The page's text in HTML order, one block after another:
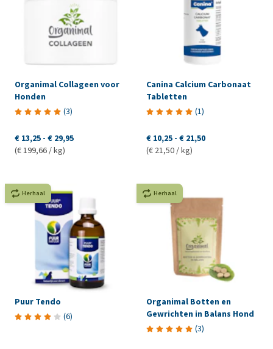
Organimal Collageen voor
Honden
(3)
€ 13,25 - € 29,95
(€ 199,66 / kg)
Canina Calcium Carbonaat
Tabletten
(1)
€ 10,25 - € 21,50
(€ 21,50 / kg)
Herhaal
Puur Tendo
(6)
Herhaal
Organimal Botten en
Gewrichten in Balans Hond
(3)